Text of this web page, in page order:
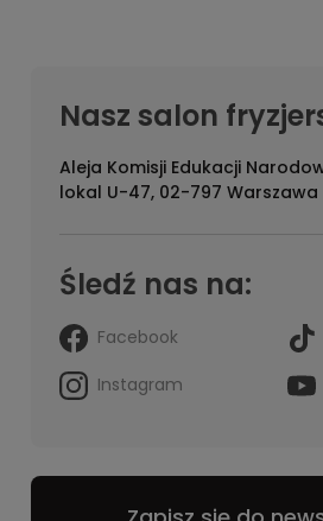
Nasz salon
Aleja Komisji Edukacji
lokal U-47, 02-797 Warszawa
Śledź nas na:
Facebook
Instagram